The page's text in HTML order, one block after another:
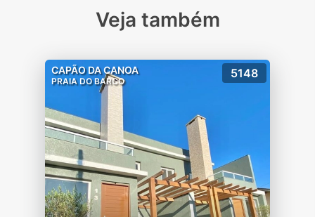
Veja também
CAPÃO DA CANOA
PRAIA DO BARCO
5148